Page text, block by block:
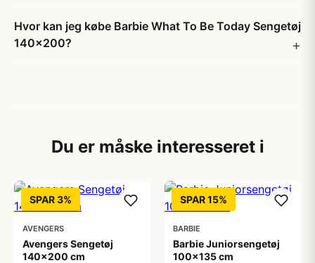
Hvor kan jeg købe Barbie What To Be Today Sengetøj
140x200?
Du er måske interesseret i
SPAR 3%
AVENGERS
Avengers Sengetøj
140x200 cm
SPAR 15%
BARBIE
Barbie Juniorsengetøj
100x135 cm